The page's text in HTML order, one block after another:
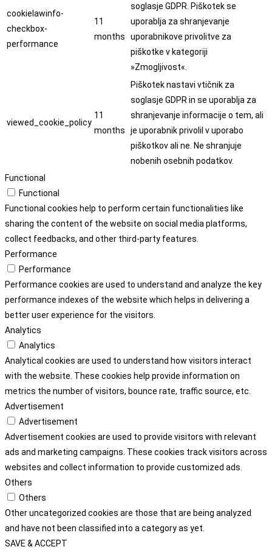
cookielawinfo-
checkbox-
performance
11
months
soglasje GDPR. Piškotek se
uporablja za shranjevanje
uporabnikove privolitve za
piškotke v kategoriji
»Zmogljivost«.
viewed_cookie_policy
11
months
Piškotek nastavi vtičnik za
soglasje GDPR in se uporablja za
shranjevanje informacije o tem, ali
je uporabnik privolil v uporabo
piškotkov ali ne. Ne shranjuje
nobenih osebnih podatkov.
Functional
Functional
Functional cookies help to perform certain functionalities like
sharing the content of the website on social media platforms,
collect feedbacks, and other third-party features.
Performance
Performance
Performance cookies are used to understand and analyze the key
performance indexes of the website which helps in delivering a
better user experience for the visitors.
Analytics
Analytics
Analytical cookies are used to understand how visitors interact
with the website. These cookies help provide information on
metrics the number of visitors, bounce rate, traffic source, etc.
Advertisement
Advertisement
Advertisement cookies are used to provide visitors with relevant
ads and marketing campaigns. These cookies track visitors across
websites and collect information to provide customized ads.
Others
Others
Other uncategorized cookies are those that are being analyzed
and have not been classified into a category as yet.
SAVE & ACCEPT